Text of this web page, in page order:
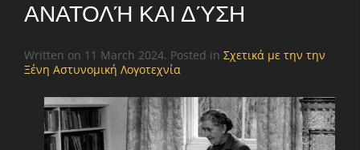
ΑΝΑΤΟΛΉ ΚΑΙ ΔΎΣΗ
Written on 11 March 2024. Posted in Σχετικά με την την
Ξένη Αστυνομική Λογοτεχνία